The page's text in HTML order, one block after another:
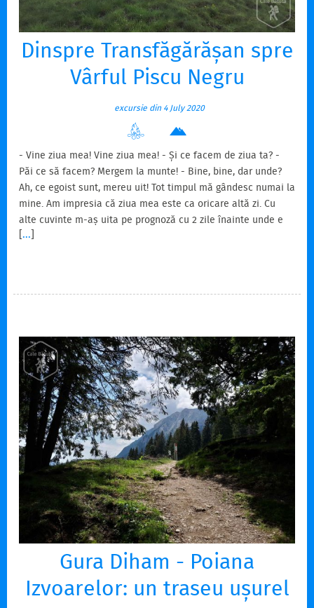
Dinspre Transfăgărășan spre
Vârful Piscu Negru
excursie din 4 July 2020
- Vine ziua mea! Vine ziua mea! - Și ce facem de ziua ta? -
Păi ce să facem? Mergem la munte! - Bine, bine, dar unde?
Ah, ce egoist sunt, mereu uit! Tot timpul mă gândesc numai la
mine. Am impresia că ziua mea este ca oricare altă zi. Cu
alte cuvinte m-aș uita pe prognoză cu 2 zile înainte unde e
vreme frumoasă, m-aș sui în mașină și aș pleca în direcția
[...]
Gura Diham - Poiana
Izvoarelor: un traseu ușurel